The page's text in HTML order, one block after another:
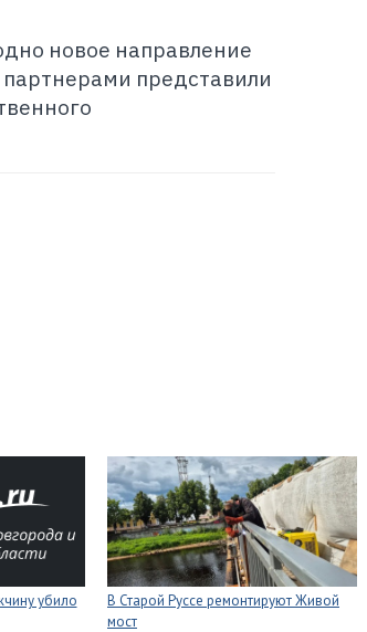
новое направление
представили
убило
В Старой Руссе ремонтируют Живой
мост